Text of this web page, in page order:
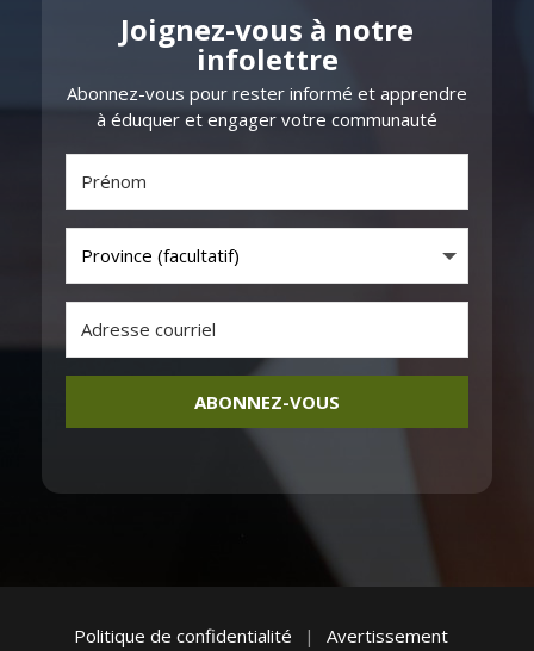
Joignez-vous à notre
infolettre
​​Abonnez-vous pour rester informé et apprendre
à éduquer et engager votre communauté
ABONNEZ-VOUS
Politique de confidentialité | Avertissement